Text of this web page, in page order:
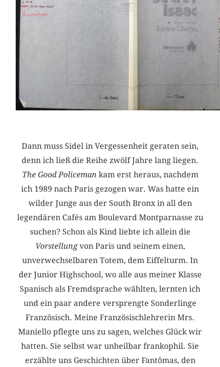
Dann muss Sidel in Vergessenheit geraten sein,
denn ich ließ die Reihe zwölf Jahre lang liegen.
The Good Policeman kam erst heraus, nachdem
ich 1989 nach Paris gezogen war. Was hatte ein
wilder Junge aus der South Bronx in all den
legendären Cafés am Boulevard Montparnasse zu
suchen? Schon als Kind liebte ich allein die
Vorstellungvon Paris und seinem einen,
unverwechselbaren Totem, dem Eiffelturm. In
der Junior Highschool, wo alle aus meiner Klasse
Spanisch als Fremdsprache wählten, lernten ich
und ein paar andere versprengte Sonderlinge
Französisch. Meine Französischlehrerin Mrs.
Maniello pflegte uns zu sagen, welches Glück wir
hatten. Sie selbst war unheilbar frankophil. Sie
erzählte uns Geschichten über Fantômas, den